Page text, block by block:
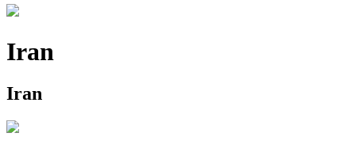
Iran
Iran